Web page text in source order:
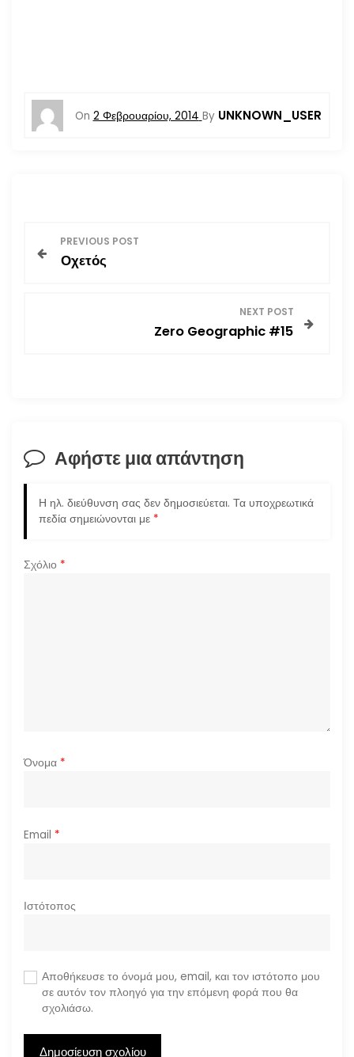
On 2 Φεβρουαρίου, 2014 By UNKNOWN_USER
σ
η
ρ
PREVIOUS POST
Οχετός
NEXT POST
Zero Geographic #15
Αφήστε μια απάντηση
Η ηλ. διεύθυνση σας δεν δημοσιεύεται. Τα υποχρεωτικά
πεδία σημειώνονται με *
Σχόλιο *
Όνομα *
Email *
Ιστότοπος
Αποθήκευσε το όνομά μου, email, και τον ιστότοπο μου
σε αυτόν τον πλοηγό για την επόμενη φορά που θα
σχολιάσω.